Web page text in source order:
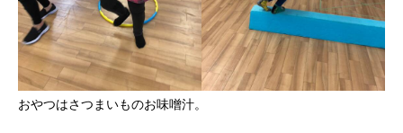
おやつはさつまいものお味噌汁。